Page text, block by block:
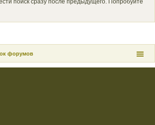
поиск сразу после предыдущего. Попробуйте
форумов